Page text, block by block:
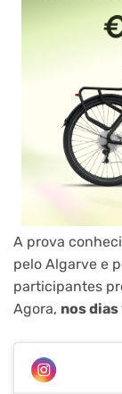
A prova
pelo Algarve e
participantes
Agora, nos dias